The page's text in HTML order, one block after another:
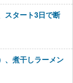
スタート3日で断
、煮干しラーメン